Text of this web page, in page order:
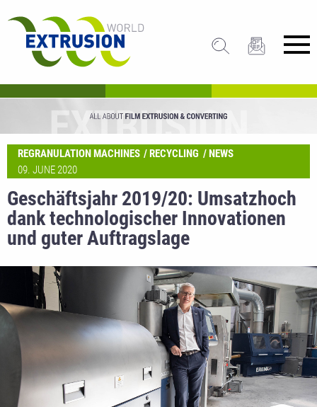
REGRANULATION MACHINES RECYCLING NEWS
09. JUNE 2020
Geschäftsjahr 2019/20: Umsatzhoch
dank technologischer Innovationen
und guter Auftragslage